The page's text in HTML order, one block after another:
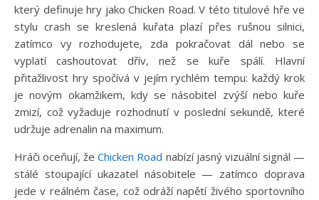
který definuje hry jako Chicken Road. V této titulové hře ve
stylu crash se kreslená kuřata plazí přes rušnou silnici,
zatímco vy rozhodujete, zda pokračovat dál nebo se
vyplatí cashoutovat dřív, než se kuře spálí. Hlavní
přitažlivost hry spočívá v jejím rychlém tempu: každý krok
je novým okamžikem, kdy se násobitel zvýší nebo kuře
zmizí, což vyžaduje rozhodnutí v poslední sekundě, které
udržuje adrenalin na maximum.
Hráči oceňují, žeChicken Road nabízí jasný vizuální signál —
stálé stoupající ukazatel násobitele — zatímco doprava
jede v reálném čase, což odráží napětí živého sportovního